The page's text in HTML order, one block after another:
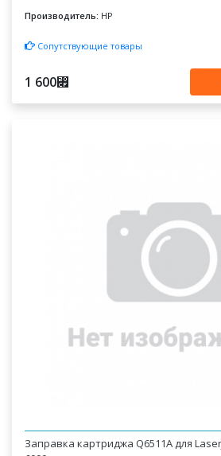
Производитель: HP
Сопутствующие товары
1 600⃏
Заправка картриджа Q6511A для